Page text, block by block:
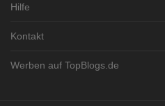
Hilfe
Kontakt
Werben auf TopBlogs.de